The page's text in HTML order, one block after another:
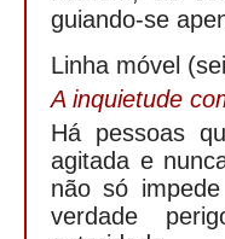
guiando-se
Linha móvel
A inquietude
Há pessoas
agitada e
não só
verdade